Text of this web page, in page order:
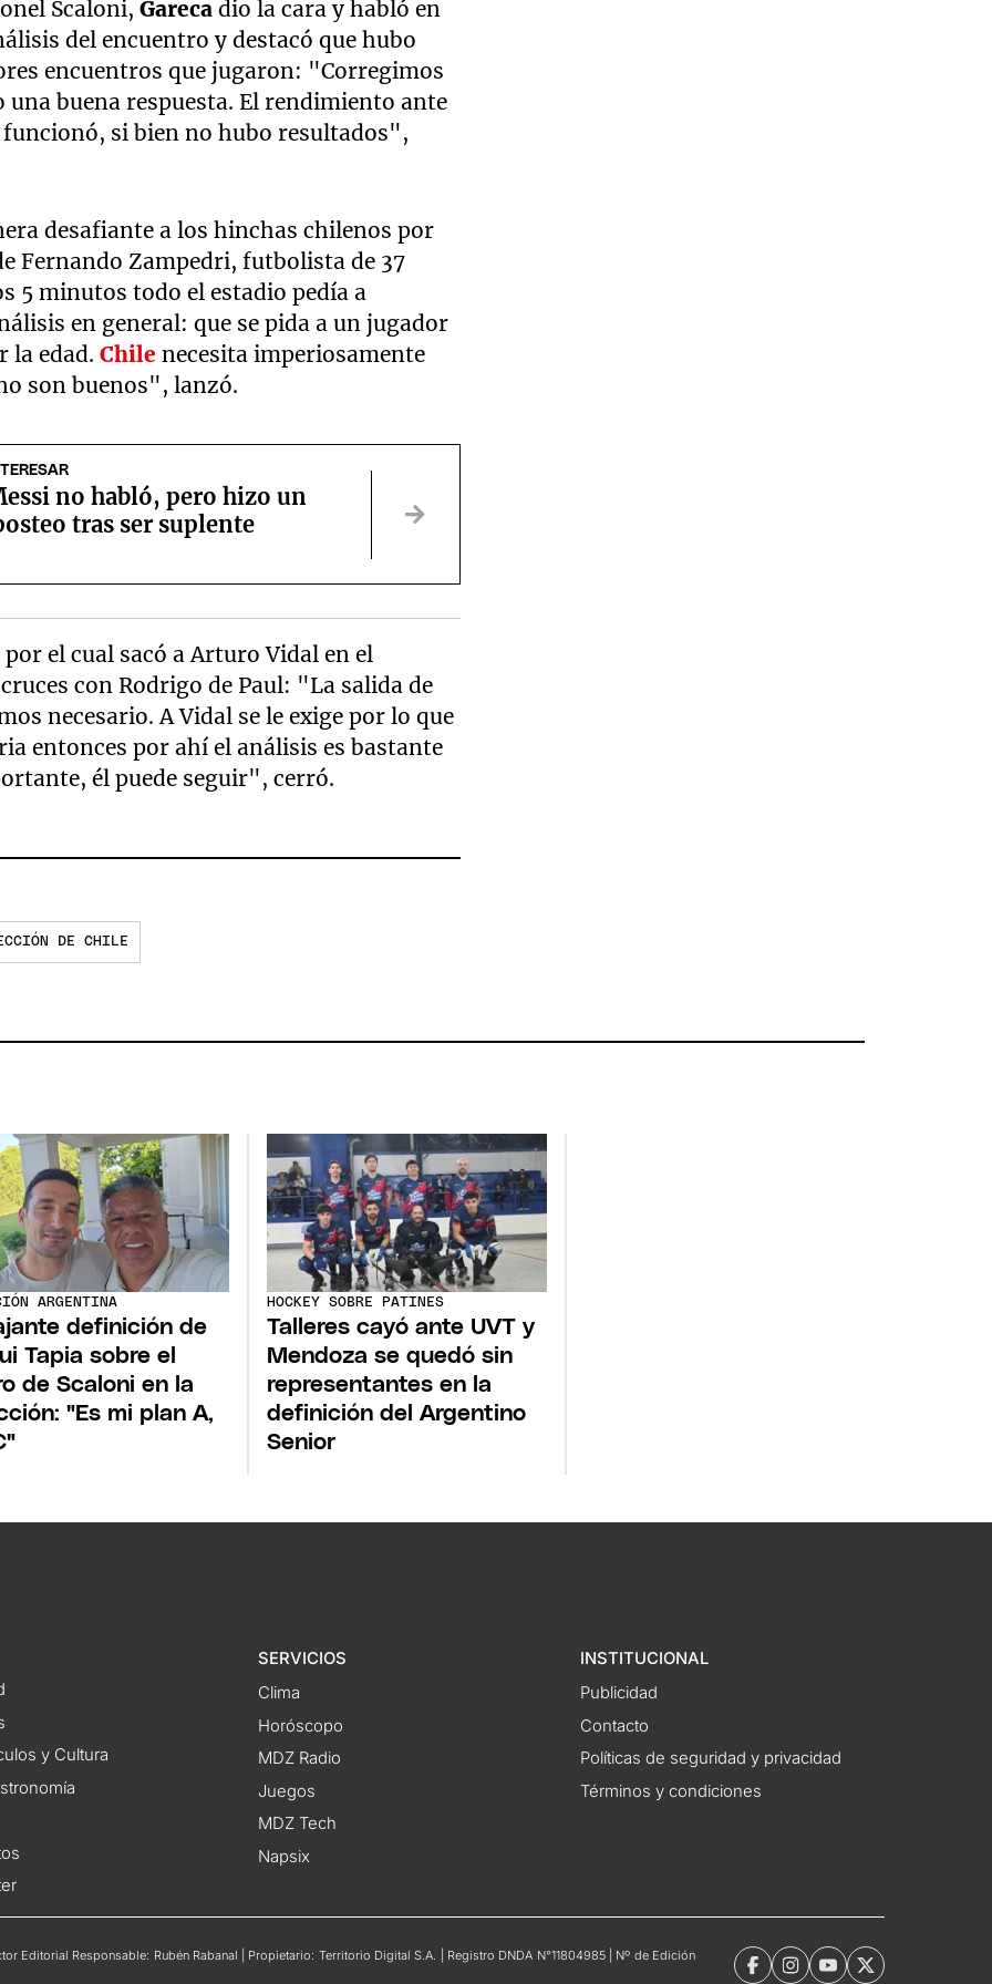
Scaloni,Gareca dio la cara y habló en
del encuentro y destacó que hubo
encuentros que jugaron: "Corregimos
buena respuesta. El rendimiento ante
funcionó, si bien no hubo resultados",
desafiante a los hinchas chilenos por
Fernando Zampedri, futbolista de 37
5 minutos todo el estadio pedía a
en general: que se pida a un jugador
la edad.Chilenecesita imperiosamente
son buenos", lanzó.
no habló, pero hizo un
tras ser suplente
el cual sacó a Arturo Vidal en el
con Rodrigo de Paul: "La salida de
necesario. A Vidal se le exige por lo que
entonces por ahí el análisis es bastante
él puede seguir", cerró.
DE CHILE
ARGENTINA
definición de
Tapia sobre el
de Scaloni en la
"Es mi plan A,
HOCKEY SOBRE PATINES
Talleres cayó ante UVT y
Mendoza se quedó sin
representantes en la
definición del Argentino
Senior
y Cultura
SERVICIOS
Clima
Horóscopo
MDZ Radio
Juegos
MDZ Tech
Napsix
INSTITUCIONAL
Publicidad
Contacto
Políticas de seguridad y privacidad
Términos y condiciones
Editorial Responsable: Rubén Rabanal | Propietario: Territorio Digital S.A. | Registro DNDA N°11804985 | Nº de Edición